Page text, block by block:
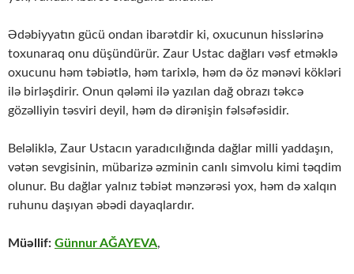
Ədəbiyyatın gücü ondan ibarətdir ki, oxucunun hisslərinə
toxunaraq onu düşündürür. Zaur Ustac dağları vəsf etməklə
oxucunu həm təbiətlə, həm tarixlə, həm də öz mənəvi kökləri
ilə birləşdirir. Onun qələmi ilə yazılan dağ obrazı təkcə
gözəlliyin təsviri deyil, həm də dirənişin fəlsəfəsidir.
Beləliklə, Zaur Ustacın yaradıcılığında dağlar milli yaddaşın,
vətən sevgisinin, mübarizə əzminin canlı simvolu kimi təqdim
olunur. Bu dağlar yalnız təbiət mənzərəsi yox, həm də xalqın
ruhunu daşıyan əbədi dayaqlardır.
Müəllif: Günnur AĞAYEVA,